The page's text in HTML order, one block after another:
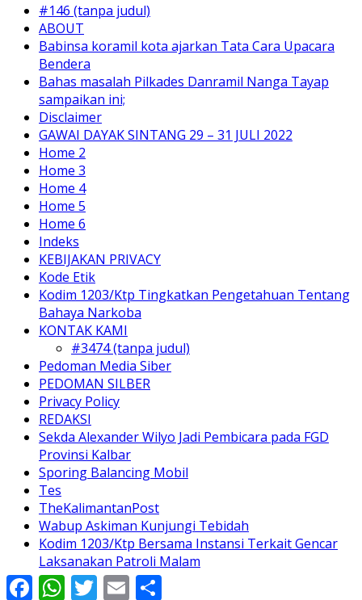
#146 (tanpa judul)
ABOUT
Babinsa koramil kota ajarkan Tata Cara Upacara
Bendera
Bahas masalah Pilkades Danramil Nanga Tayap
sampaikan ini;
Disclaimer
GAWAI DAYAK SINTANG 29 – 31 JULI 2022
Home 2
Home 3
Home 4
Home 5
Home 6
Indeks
KEBIJAKAN PRIVACY
Kode Etik
Kodim 1203/Ktp Tingkatkan Pengetahuan Tentang
Bahaya Narkoba
KONTAK KAMI
#3474 (tanpa judul)
Pedoman Media Siber
PEDOMAN SILBER
Privacy Policy
REDAKSI
Sekda Alexander Wilyo Jadi Pembicara pada FGD
Provinsi Kalbar
Sporing Balancing Mobil
Tes
TheKalimantanPost
Wabup Askiman Kunjungi Tebidah
Kodim 1203/Ktp Bersama Instansi Terkait Gencar
Laksanakan Patroli Malam
FacebookWhatsApp
TwitterEmail